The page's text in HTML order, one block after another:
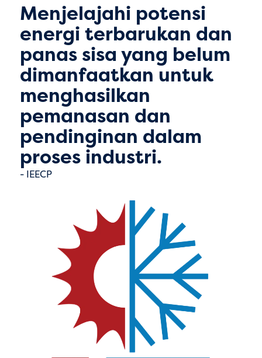
Menjelajahi potensi
energi terbarukan dan
panas sisa yang belum
dimanfaatkan untuk
menghasilkan
pemanasan dan
pendinginan dalam
proses industri.
IEECP